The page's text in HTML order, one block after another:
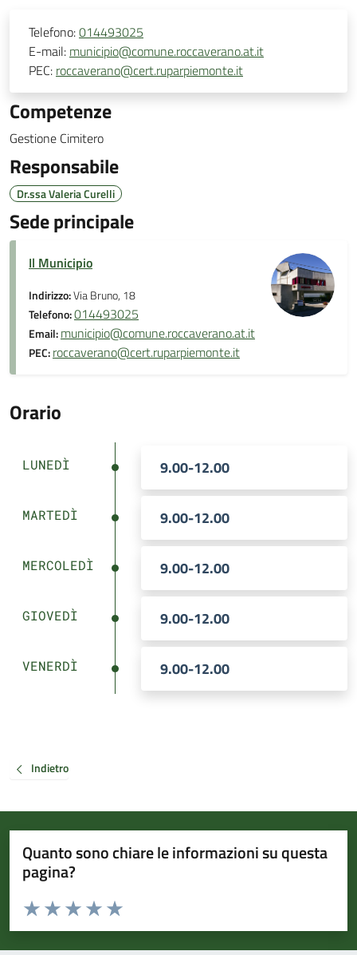
Telefono:014493025
E-mail: municipio@comune.roccaverano.at.it
PEC: roccaverano@cert.ruparpiemonte.it
Competenze
Gestione Cimitero
Responsabile
Dr.ssa Valeria Curelli
Sede principale
Il Municipio
Indirizzo:Via Bruno, 18
Telefono:014493025
Email:municipio@comune.roccaverano.at.it
PEC:roccaverano@cert.ruparpiemonte.it
Orario
LUNEDÌ 9.00-12.00
MARTEDÌ 9.00-12.00
MERCOLEDÌ 9.00-12.00
GIOVEDÌ 9.00-12.00
VENERDÌ 9.00-12.00
Indietro
Quanto sono chiare le informazioni su questa
pagina?
Valuta da 1 a 5 stelle la pagina
Valuta 5 stelle su 5
Valuta 4 stelle su 5
Valuta 3 stelle su 5
Valuta 2 stelle su 5
Valuta 1 stelle su 5